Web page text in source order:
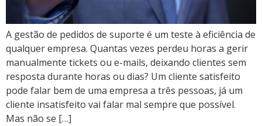
A gestão de pedidos de suporte é um teste à eficiência de
qualquer empresa. Quantas vezes perdeu horas a gerir
manualmente tickets ou e-mails, deixando clientes sem
resposta durante horas ou dias? Um cliente satisfeito
pode falar bem de uma empresa a três pessoas, já um
cliente insatisfeito vai falar mal sempre que possível.
Mas não se […]